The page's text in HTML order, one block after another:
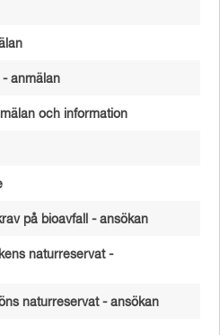
anmälan
och information
på bioavfall - ansökan
naturreservat -
naturreservat - ansökan